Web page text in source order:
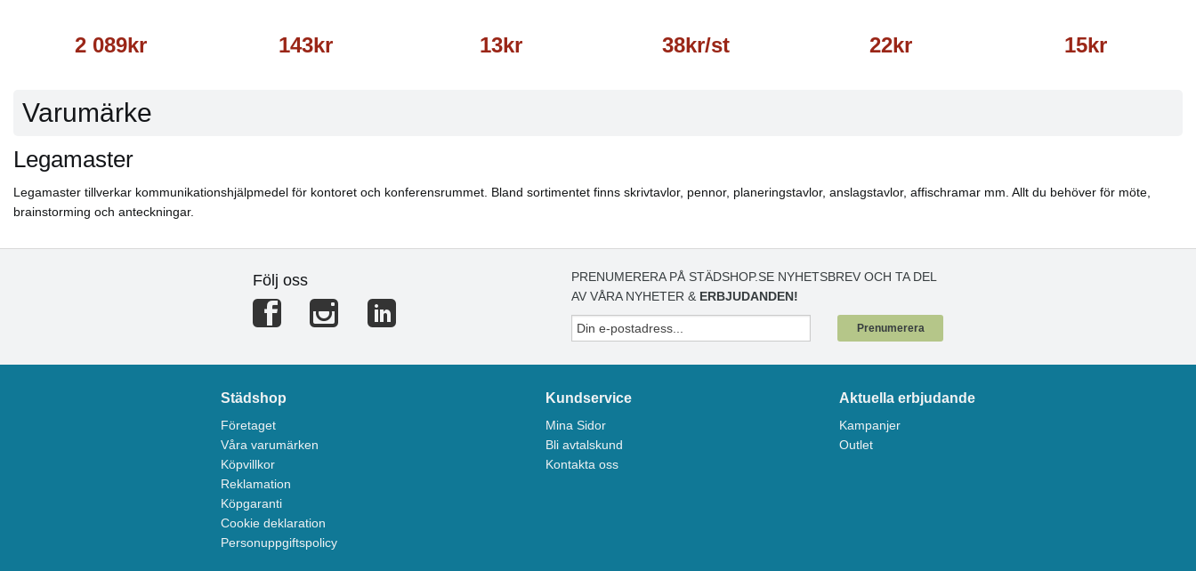
2 089kr 143kr 13kr 38kr/st 22kr 15kr
Varumärke
Legamaster
Legamaster tillverkar kommunikationshjälpmedel för kontoret och konferensrummet. Bland sortimentet finns skrivtavlor, pennor, planeringstavlor, anslagstavlor, affischramar mm. Allt du behöver för möte,
brainstorming och anteckningar.
Följ oss
PRENUMERERA PÅ STÄDSHOP.SE NYHETSBREV OCH TA DEL
AV VÅRA NYHETER & ERBJUDANDEN!
Prenumerera
Städshop
Företaget
Våra varumärken
Köpvillkor
Reklamation
Köpgaranti
Cookie deklaration
Personuppgiftspolicy
Kundservice
Mina Sidor
Bli avtalskund
Kontakta oss
Aktuella erbjudande
Kampanjer
Outlet